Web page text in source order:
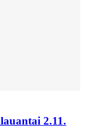
2.11.